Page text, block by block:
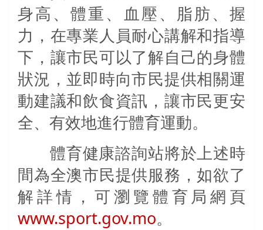
身高、體重、血壓、脂肪、握
力，在專業人員耐心講解和指導
下，讓市民可以了解自己的身體
狀況，並即時向市民提供相關運
動建議和飲食資訊，讓市民更安
全、有效地進行體育運動。
體育健康諮詢站將於上述時
間為全澳市民提供服務，如欲了
解詳情，可瀏覽體育局網頁
www.sport.gov.mo。